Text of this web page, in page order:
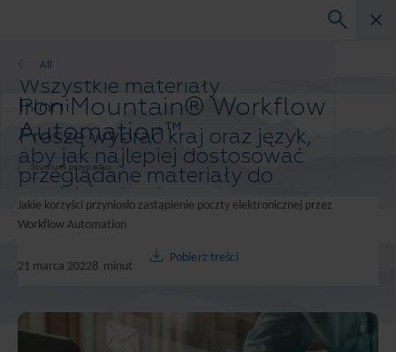
Wszystkie materiały
Blogi
Studium przypadku
Przewodniki po rozwiązaniach
Webinary
Biała księga
All
Proszę wybrać kraj oraz język,
aby jak najlepiej dostosować
przeglądane materiały do
swoich potrzeb.
Preferowany kraj i język:
Europe and Southern Africa
Latin America
North America
Studium przypadku
Iron Mountain® Workflow
Automation™
Studium przypadku
Jakie korzyści przyniosło zastąpienie poczty elektronicznej przez
Workflow Automation
21 marca 20228 minut
Pobierz treści